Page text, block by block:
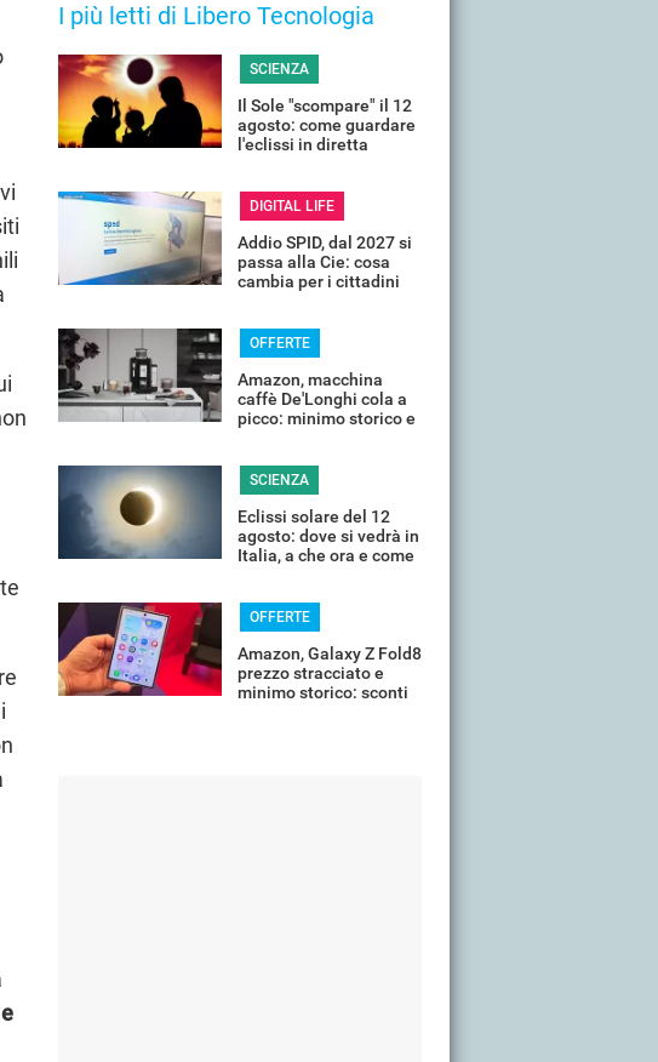
I più letti di Libero Tecnologia
SCIENZA
Il Sole "scompare" il 12
agosto: come guardare
l'eclissi in diretta
DIGITAL LIFE
Addio SPID, dal 2027 si
passa alla Cie: cosa
cambia per i cittadini
OFFERTE
Amazon, macchina
caffè De'Longhi cola a
picco: minimo storico e
SCIENZA
Eclissi solare del 12
agosto: dove si vedrà in
Italia, a che ora e come
OFFERTE
Amazon, Galaxy Z Fold8
prezzo stracciato e
minimo storico: sconti